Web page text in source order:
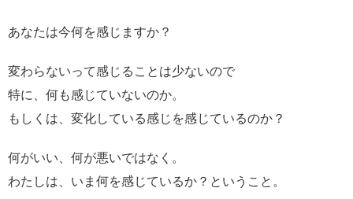
あなたは今何を感じますか？
変わらないって感じることは少ないので
特に、何も感じていないのか。
もしくは、変化している感じを感じているのか？
何がいい、何が悪いではなく。
わたしは、いま何を感じているか？ということ。